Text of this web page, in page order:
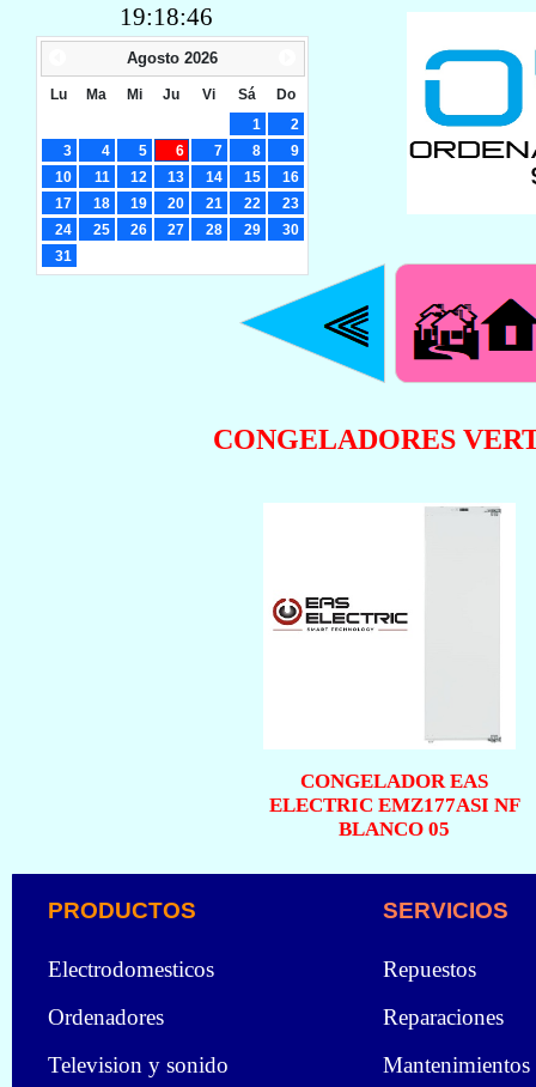
CONGELADOR EAS
ELECTRIC EMZ177ASI NF
BLANCO 05
CONGELADORES
Electrodomesticos
Ordenadores
Television y sonido
Repuestos
Reparaciones
Mantenimientos
SERVICIOS
PRODUCTOS
19:18:46
Agosto 2026
Lu Ma Mi Ju Vi Sá
Do
1
2
3
4 5 6 7 8
9
10
11 12 13 14 15
16
17
18 19 20 21 22
23
24
25 26 27 28 29
30
31